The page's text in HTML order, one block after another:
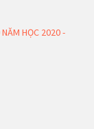
HỌC 2020 -